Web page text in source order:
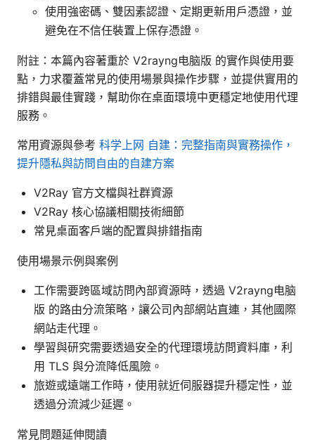
使用強密碼、雙因素認證、定期更新用戶憑證，並
避免在不信任裝置上保存憑證。
附註：本篇內容著重於 V2rayng电脑版 的實作與使用要
點，力求覆蓋常見的使用場景與操作步驟，並提供實用的
排錯與最佳實踐，幫助你在桌面環境中更穩定地使用代理
服務。
常用資源與參考 科学上网 自建：完整指南與實務操作，
提升隱私與訪問自由的自建方案
V2Ray 官方文檔與社群資源
V2Ray 核心協議相關技術細節
常見桌面客戶端的配置與排錯指南
使用場景示例與案例
工作需要跨區域訪問內部資源時，透過 V2rayng电脑
版 的路由分流策略，讓公司內部網站直連，其他國際
網站走代理。
學習與研究需要透過安全的代理環境訪問資料庫，利
用 TLS 與分流降低風險。
旅遊或遠端工作時，使用就近伺服器提升穩定性，並
透過分流減少延遲。
常見問題延伸閱讀